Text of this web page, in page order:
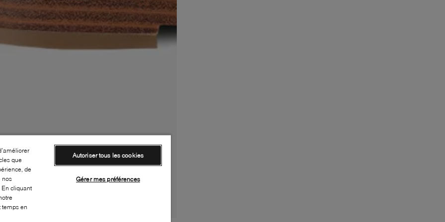
que
de
nos
cliquant
temps en
Autoriser tous les cookies
Gérer mes préférences